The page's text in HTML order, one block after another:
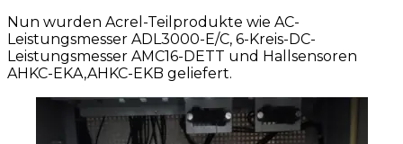
Nun wurden Acrel-Teilprodukte wie AC-
Leistungsmesser ADL3000-E/C, 6-Kreis-DC-
Leistungsmesser AMC16-DETT und Hallsensoren
AHKC-EKA,AHKC-EKB geliefert.